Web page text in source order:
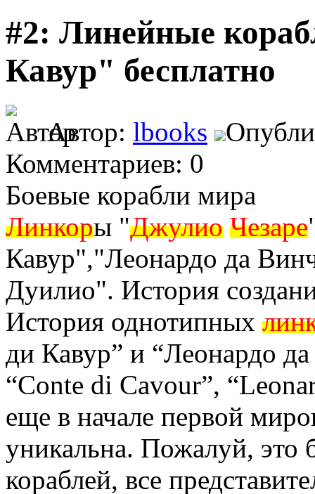
#2: Линейные
Кавур" бесплатно
Автор: lbooks
Комментариев: 0
Боевые корабли мира
Линкоры "Джулио Чезаре
Кавур","Леонардо да
Дуилио". История
История однотипных
ди Кавур” и “Леонардо
“Conte di Cavour”,
еще в начале первой
уникальна. Пожалуй, это
кораблей, все